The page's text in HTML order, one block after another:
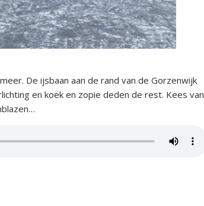
De ijsbaan aan de rand van de Gorzenwijk
en koek en zopie deden de rest. Kees van